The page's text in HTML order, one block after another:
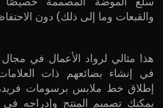
والقبعات وما إلى ذلك) دون
هذا مثالي لرواد الأعمال في
في إنشاء بضائعهم ذات
يمكنك تصميم المنتج وإدراجه